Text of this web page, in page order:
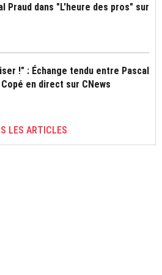
Praud dans "L'heure des pros" sur
!" : Échange tendu entre Pascal
en direct sur CNews
LES ARTICLES